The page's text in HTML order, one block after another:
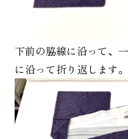
下前の脇線に沿って、
に沿って折り返します。